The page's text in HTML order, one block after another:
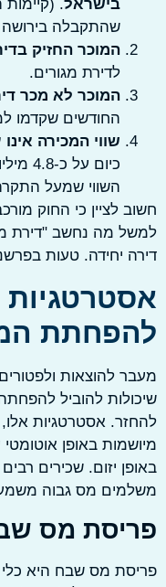
בישראל. (קיימות
שהתקבלה בירושה או
המוכר החזיק בדירה לפחות
לדירת מגורים.
המוכר לא מכר דירה
החודשים שקדמו
שווי המכירה אינו
כיום על כ-
השווי שמעל התקרה,
לציין כי החוק מורכב
מה נחשב "דירת
יחידה. טעות בפרשנות
המס
להוצאות ולפטורים,
להוביל להפחתה
אסטרטגיות אלו,
באופן אוטומטי על
יזום. שכירים רבים
מס גבוה
מס שבח:
מס שבח היא כלי